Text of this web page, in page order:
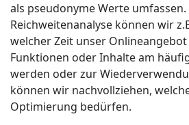
als pseudonyme Werte
Reichweitenanalyse können wir
welcher Zeit unser
Funktionen oder Inhalte am
werden oder zur
können wir nachvollziehen,
Optimierung bedürfen.